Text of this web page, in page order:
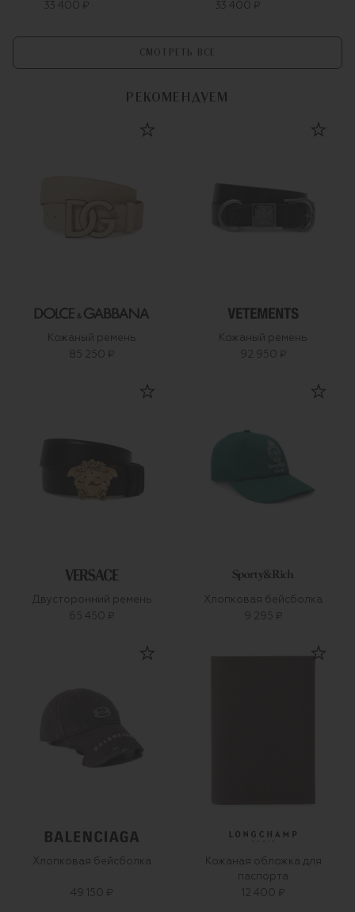
33 400 ₽
33 400 ₽
СМОТРЕТЬ ВСЕ
РЕКОМЕНДУЕМ
Кожаный ремень
85 250 ₽
Кожаный ремень
92 950 ₽
Двусторонний ремень
65 450 ₽
Хлопковая бейсболка
9 295 ₽
Хлопковая бейсболка
49 150 ₽
Кожаная обложка для
паспорта
12 400 ₽